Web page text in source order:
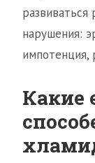
развиваться
нарушения:
импотенция,
Какие